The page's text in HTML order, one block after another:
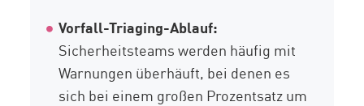
Vorfall-Triaging-Ablauf:
Sicherheitsteams werden häufig mit
Warnungen überhäuft, bei denen es
sich bei einem großen Prozentsatz um